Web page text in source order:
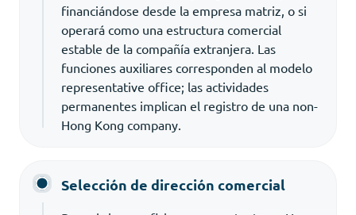
financiándose desde la empresa matriz, o si
operará como una estructura comercial
estable de la compañía extranjera. Las
funciones auxiliares corresponden al modelo
representative office; las actividades
permanentes implican el registro de una non-
Hong Kong company.
Selección de dirección comercial